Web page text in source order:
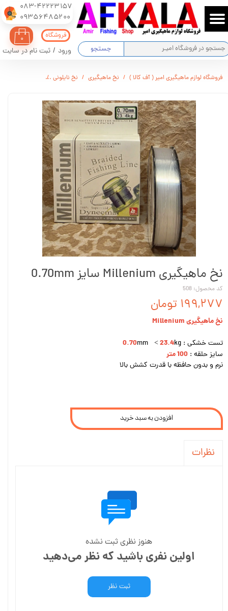
083-42223157
​​​​​​​09356485200
جستجو
۰
ورود / ثبت نام در سایت
حساب کاربری من
تغییر گذر واژه
فروشگاه
فروشگاه لوازم ماهیگیری امیر ( آف کالا ) نخ ماهیگیری نخ نایلونی
نخ ماهیگیری Millenium سایز 0.70mm
کد محصول: 508
۱۹۹,۲۷۷ تومان
نخ ماهیگیری Millenium
تست خشکی : 0.70mm <23.4kg
سایز حلقه : 100 متر
نرم و بدون حافظه با قدرت کشش بالا
افزودن به سبد خرید
نظرات
هنوز نظری ثبت نشده
اولین نفری باشید که نظر می‌دهید
ثبت نظر